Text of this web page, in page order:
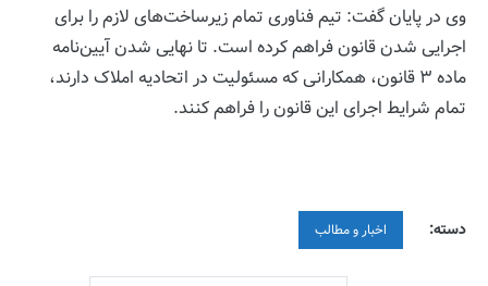
وی در پایان گفت: تیم فناوری تمام زیرساخت‌های لازم را برای
اجرایی شدن قانون فراهم کرده است. تا نهایی شدن آیین‌نامه
ماده ۳ قانون، همکارانی که مسئولیت در اتحادیه املاک دارند،
تمام شرایط اجرای این قانون را فراهم‌ کنند.
دسته: اخبار و مطالب